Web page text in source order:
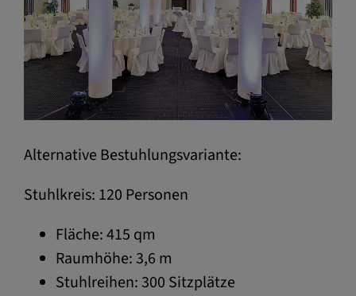
Alternative Bestuhlungsvariante:
Stuhlkreis: 120 Personen
Fläche: 415 qm
Raumhöhe: 3,6 m
Stuhlreihen: 300 Sitzplätze